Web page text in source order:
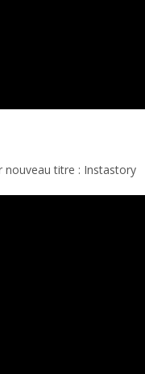
nouveau titre : Instastory